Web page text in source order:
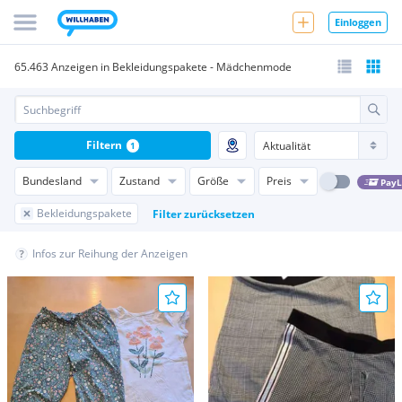
Einloggen
65.463 Anzeigen in Bekleidungspakete - Mädchenmode
Bundesland Zustand Größe Preis
Bekleidungspakete Filter zurücksetzen
Filtern 1
Infos zur Reihung der Anzeigen